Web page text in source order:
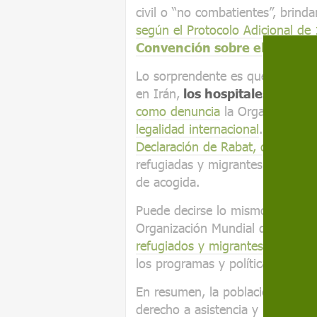
civil o “no combatientes”,
según el Protocolo Adicional de
Convención sobre el
Lo sorprendente es que haga
en Irán, los hospitales y
como denuncia la Organización
legalidad internacional.
Declaración de Rabat, de 2023
refugiadas y migrantes forma
de acogida.
Puede decirse lo mismo sobre
Organización Mundial de la Salud
refugiados y migrantes
los programas y políticas de
En resumen, la población civil o
derecho a asistencia y